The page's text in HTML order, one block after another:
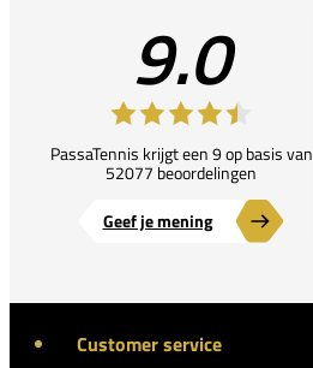
9.0
PassaTennis krijgt een 9 op basis van
52077 beoordelingen
Geef je mening
Customer service